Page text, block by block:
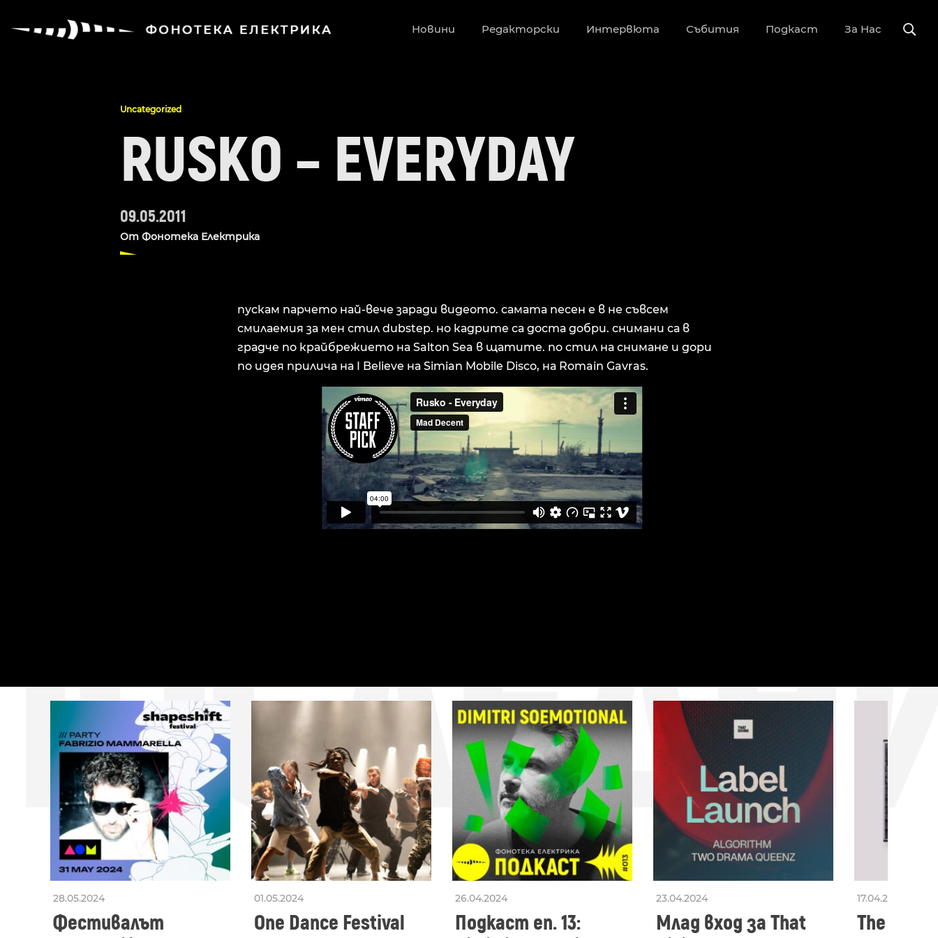
Новини Редакторски Интервюта Събития Подкаст За Нас
Uncategorized
RUSKO – EVERYDAY
09.05.2011
От Фонотека Електрика
пускам парчето най-вече заради видеото. самата песен е в не съвсем
смилаемия за мен стил dubstep. но кадрите са доста добри. снимани са в
градче по крайбрежието на Salton Sea в щатите. по стил на снимане и дори
по идея прилича на I Believe на Simian Mobile Disco, на Romain Gavras.
28.05.2024
Фестивалът
01.05.2024
One Dance Festival
26.04.2024
Подкаст еп. 13:
23.04.2024
Млад вход за That
17.04.2024
The